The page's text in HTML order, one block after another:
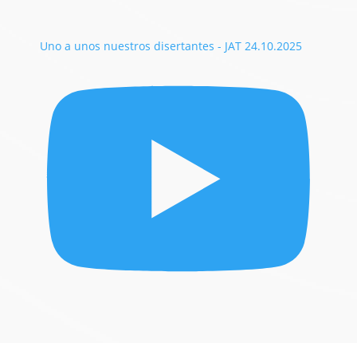
Uno a unos nuestros disertantes - JAT 24.10.2025